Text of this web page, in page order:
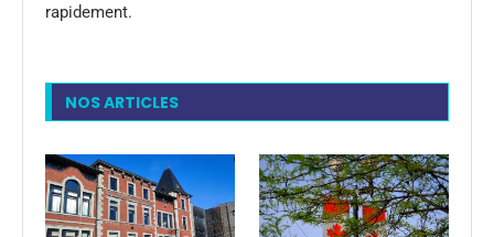
rapidement.
NOS ARTICLES